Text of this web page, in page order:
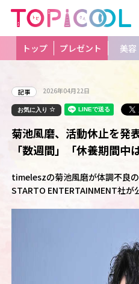
トップ プレゼント 美容
記事 2026年04月22日
お気に入り
菊池風磨、活動休止を発
「数週間」「休養期間中
timeleszの菊池風磨が体調不良
STARTO ENTERTAINMENT社が